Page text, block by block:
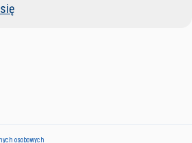
osobowych